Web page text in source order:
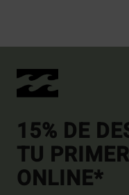
15% DE
TU
ONLINE*